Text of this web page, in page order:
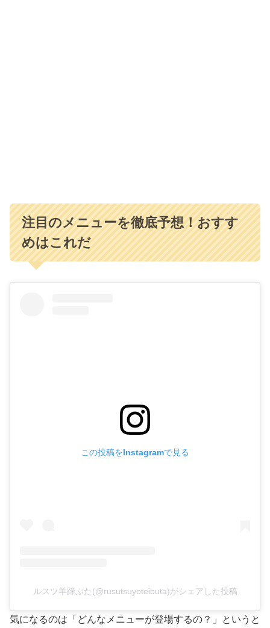
注目のメニューを徹底予想！おすす
めはこれだ
この投稿をInstagramで見る
ルスツ羊蹄ぶた(@rusutsuyoteibuta)がシェアした投稿
気になるのは「どんなメニューが登場するの？」というと